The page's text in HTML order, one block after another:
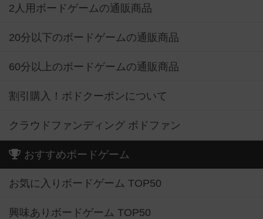
2人用ボードゲームの通販商品
20分以下のボードゲームの通販商品
60分以上のボードゲームの通販商品
割引購入！ボドクーポンについて
クラウドファンディング ボドファン
おすすめボードゲーム
お気に入りボードゲーム TOP50
興味ありボードゲーム TOP50